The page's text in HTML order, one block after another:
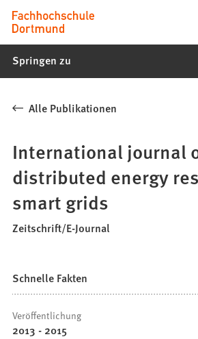
Inhalt anspringen
Fachhochschule
Dortmund
-
Studiengänge,
Bewerbung
Springen zu
Alle Publikationen
International journal
distributed energy
smart grids
Zeitschrift/E-Journal
Schnelle Fakten
Veröffentlichung
2013 - 2015